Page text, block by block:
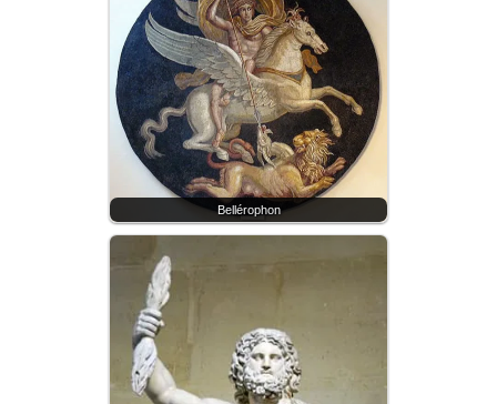
Bellérophon